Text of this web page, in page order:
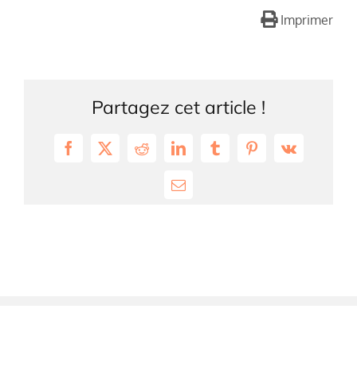
Imprimer
Partagez cet article !
Facebook
X RedditLinkedInTumblrPinterest
Vk
Email